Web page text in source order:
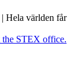
| Hela världen får
the STEX office.